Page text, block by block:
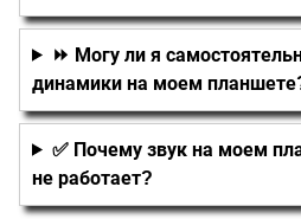
⏩ Могу ли я
динамики на моем
✅ Почему звук на моем
не работает?